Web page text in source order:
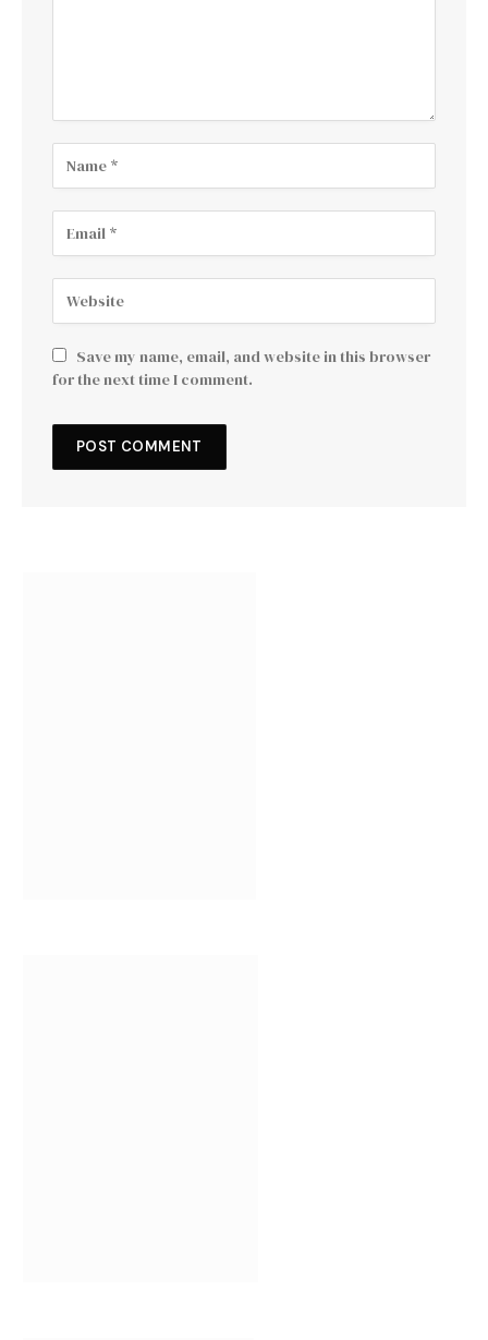
Save my name, email, and website in this browser
for the next time I comment.